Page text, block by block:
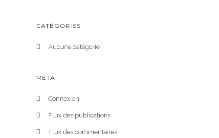
CATÉGORIES
Aucune catégorie
MÉTA
Connexion
Flux des publications
Flux des commentaires